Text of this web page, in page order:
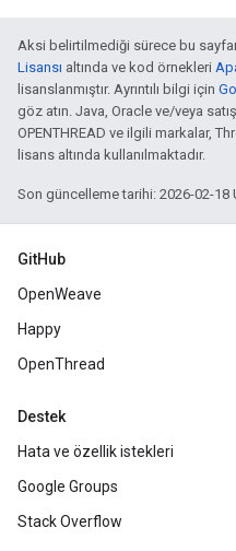
Aksi belirtilmediği sürece bu
Lisansı altında ve kod örnekleri
lisanslanmıştır. Ayrıntılı bilgi için
göz atın. Java, Oracle ve/veya
OPENTHREAD ve ilgili markalar,
lisans altında kullanılmaktadır.
Son güncelleme tarihi: 2026-02-18
GitHub
OpenWeave
Happy
OpenThread
Destek
Hata ve özellik istekleri
Google Groups
Stack Overflow